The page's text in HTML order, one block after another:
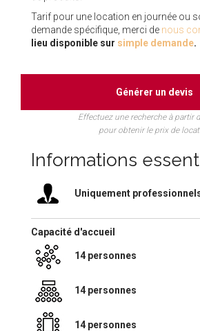
Tarif pour une location en journée ou
demande spécifique, merci de nous
lieu disponible sur simple demande.
Générer un devis
Effectuez une recherche à partir
pour obtenir le prix de
Informations
Uniquement
Capacité d'accueil
14 personnes
14 personnes
14 personnes